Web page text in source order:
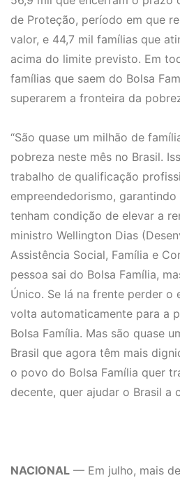
de Proteção, período em que
valor, e 44,7 mil famílias que
acima do limite previsto. Em
famílias que saem do Bolsa
superarem a fronteira da
“São quase um milhão de
pobreza neste mês no Brasil.
trabalho de qualificação
empreendedorismo, garantindo
tenham condição de elevar a
ministro Wellington Dias
Assistência Social, Família e
pessoa sai do Bolsa Família,
Único. Se lá na frente perder o
volta automaticamente para a
Bolsa Família. Mas são quase
Brasil que agora têm mais
o povo do Bolsa Família quer
decente, quer ajudar o Brasil a
NACIONAL — Em julho, mais